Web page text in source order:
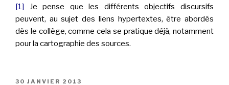
[1] Je pense que les différents objectifs discursifs
peuvent, au sujet des liens hypertextes, être abordés
dès le collège, comme cela se pratique déjà, notamment
pour la cartographie des sources.
PUBLIÉ
30 JANVIER 2013